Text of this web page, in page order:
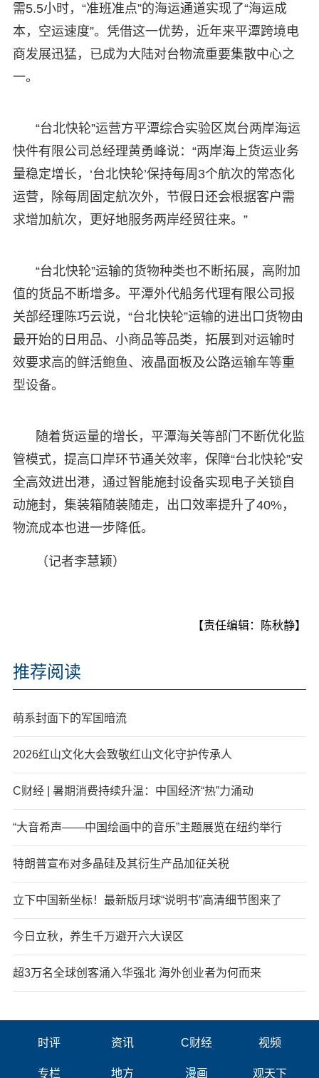
需5.5小时，“准班准点”的海运通道实现了“海运成
本，空运速度”。凭借这一优势，近年来平潭跨境电
商发展迅猛，已成为大陆对台物流重要集散中心之
一。
“台北快轮”运营方平潭综合实验区岚台两岸海运
快件有限公司总经理黄勇峰说：“两岸海上货运业务
量稳定增长，‘台北快轮’保持每周3个航次的常态化
运营，除每周固定航次外，节假日还会根据客户需
求增加航次，更好地服务两岸经贸往来。”
“台北快轮”运输的货物种类也不断拓展，高附加
值的货品不断增多。平潭外代船务代理有限公司报
关部经理陈巧云说，“台北快轮”运输的进出口货物由
最开始的日用品、小商品等品类，拓展到对运输时
效要求高的鲜活鲍鱼、液晶面板及公路运输车等重
型设备。
随着货运量的增长，平潭海关等部门不断优化监
管模式，提高口岸环节通关效率，保障“台北快轮”安
全高效进出港，通过智能施封设备实现电子关锁自
动施封，集装箱随装随走，出口效率提升了40%，
物流成本也进一步降低。
（记者李慧颖）
【责任编辑：陈秋静】
推荐阅读
萌系封面下的军国暗流
2026红山文化大会致敬红山文化守护传承人
C财经 | 暑期消费持续升温：中国经济“热”力涌动
“大音希声——中国绘画中的音乐”主题展览在纽约举行
特朗普宣布对多晶硅及其衍生产品加征关税
立下中国新坐标！最新版月球“说明书”高清细节图来了
今日立秋，养生千万避开六大误区
超3万名全球创客涌入华强北 海外创业者为何而来
时评 资讯 C财经 视频
专栏 地方 漫画 观天下